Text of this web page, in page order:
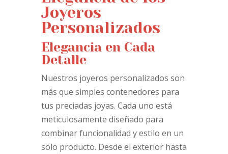
Joyeros
Personalizados
Elegancia en Cada
Detalle
Nuestros joyeros personalizados son
más que simples contenedores para
tus preciadas joyas. Cada uno está
meticulosamente diseñado para
combinar funcionalidad y estilo en un
solo producto. Desde el exterior hasta